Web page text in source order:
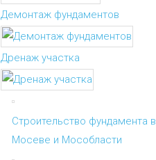
Демонтаж фундаментов
Дренаж участка
Строительство фундамента в
Мосеве и Мособласти